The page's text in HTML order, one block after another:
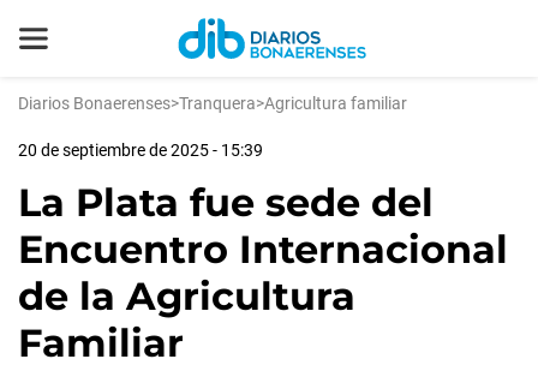
Diarios Bonaerenses>Tranquera>Agricultura familiar
20 de septiembre de 2025 - 15:39
La Plata fue sede del
Encuentro Internacional
de la Agricultura
Familiar